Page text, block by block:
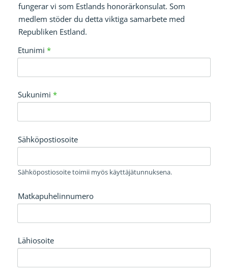
fungerar vi som Estlands honorärkonsulat. Som
medlem stöder du detta viktiga samarbete med
Republiken Estland.
Etunimi *
Sukunimi *
Sähköpostiosoite
Sähköpostiosoite toimii myös käyttäjätunnuksena.
Matkapuhelinnumero
Lähiosoite